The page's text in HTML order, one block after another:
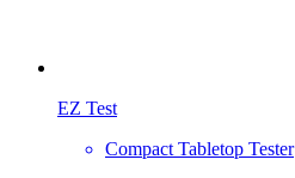
EZ Test
Compact Tabletop Tester